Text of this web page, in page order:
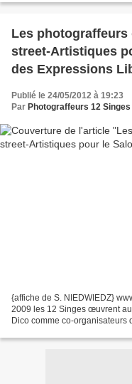
Les photograffeurs
street-Artistiques
des Expressions
Publié le 24/05/2012 à 19:23
Par Photograffeurs 12 Singes
{affiche de S. NIEDWIEDZ}
2009 les 12 Singes œuvrent
Dico comme co-organisateurs